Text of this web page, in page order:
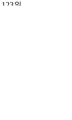
123위